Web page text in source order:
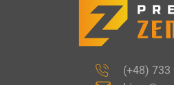
(+48) 733